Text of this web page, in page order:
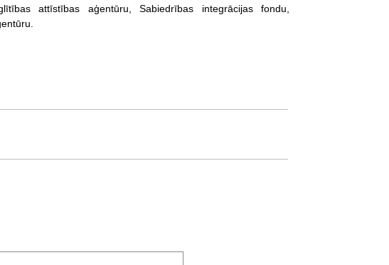
attīstības aģentūru, Sabiedrības integrācijas fondu,